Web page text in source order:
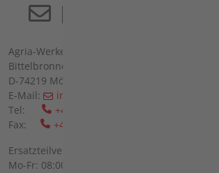
Agria-Werke GmbH
Bittelbronner Str. 42
D-74219 Möckmühl
E-Mail:
info(at)agria(dot)de
Tel:
+49 6298 39-0
Fax:
+49 6298 39-111
Ersatzteilverkauf vor Ort:
Mo-Fr: 08:00 - 12:00 Uhr und 13:00 - 16:00 Uhr